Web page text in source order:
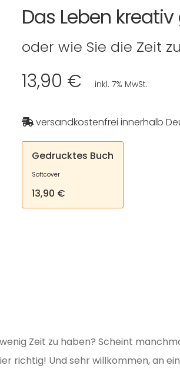
Das Leben
oder wie Sie die Zeit
13,90 € inkl. 7% MwSt.
versandkostenfrei innerhalb
Gedrucktes Buch
Softcover
13,90 €
Zeit zu haben? Scheint
richtig! Und sehr willkommen, an